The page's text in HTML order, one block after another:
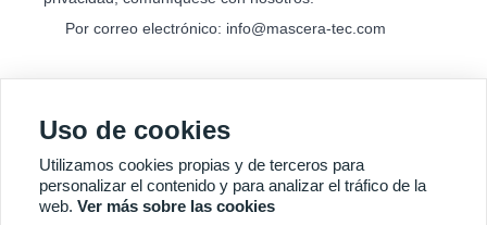
Por correo electrónico: info@mascera-tec.com
MÁS SERVICIOS
Uso de cookies
Utilizamos cookies propias y de terceros para
personalizar el contenido y para analizar el tráfico de la
web. Ver más sobre las cookies